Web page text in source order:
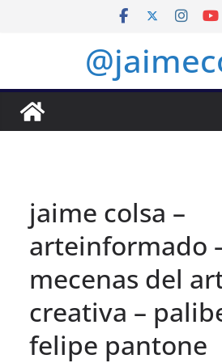
jaime colsa –
arteinformado
mecenas del
creativa –
felipe pantone